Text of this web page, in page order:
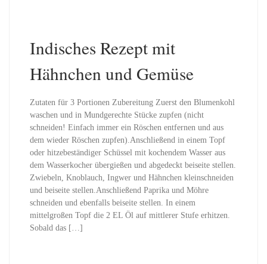
Indisches Rezept mit
Hähnchen und Gemüse
Zutaten für 3 Portionen Zubereitung Zuerst den Blumenkohl
waschen und in Mundgerechte Stücke zupfen (nicht
schneiden! Einfach immer ein Röschen entfernen und aus
dem wieder Röschen zupfen).Anschließend in einem Topf
oder hitzebeständiger Schüssel mit kochendem Wasser aus
dem Wasserkocher übergießen und abgedeckt beiseite stellen.
Zwiebeln, Knoblauch, Ingwer und Hähnchen kleinschneiden
und beiseite stellen.Anschließend Paprika und Möhre
schneiden und ebenfalls beiseite stellen. In einem
mittelgroßen Topf die 2 EL Öl auf mittlerer Stufe erhitzen.
Sobald das […]